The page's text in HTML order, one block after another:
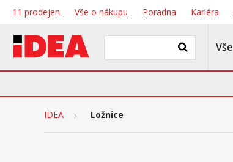
11 prodejen Vše o nákupu Poradna Kariéra
Vše
IDEA Ložnice